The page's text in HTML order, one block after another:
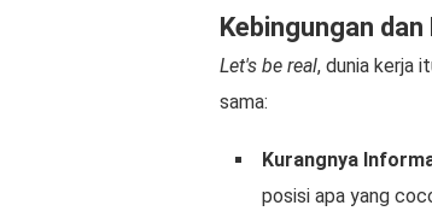
Kebingungan
Let's be real, dunia kerja
sama:
Kurangnya
posisi apa yang